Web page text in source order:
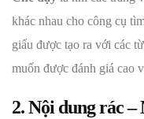
khác nhau cho công cụ
giấu được tạo ra với các
muốn được đánh giá cao
2. Nội dung rác